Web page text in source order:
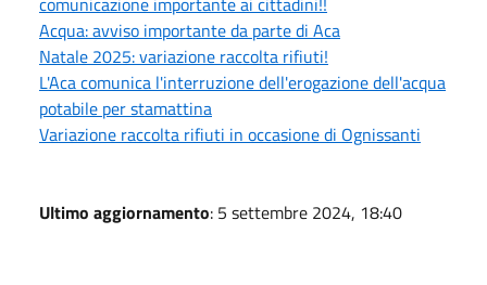
Acqua: avviso importante da parte di Aca
Natale 2025: variazione raccolta rifiuti!
L'Aca comunica l'interruzione dell'erogazione dell'acqua
potabile per stamattina
Variazione raccolta rifiuti in occasione di Ognissanti
Ultimo aggiornamento: 5 settembre 2024, 18:40